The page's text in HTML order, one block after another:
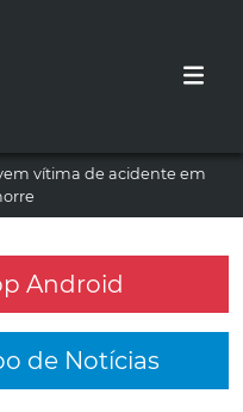
vítima de acidente em
Android
de Notícias